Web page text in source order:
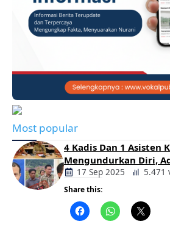
Most popular
4 Kadis Dan 1 Asisten
Mengundurkan Diri,
Pemerintahan Oloan
17 Sep 2025 5.471
Share this: